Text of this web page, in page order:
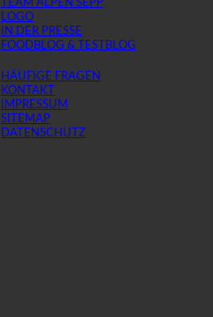
TEAM ALPEN SEPP
LOGO
IN DER PRESSE
FOODBLOG & TESTBLOG
HÄUFIGE FRAGEN
KONTAKT
IMPRESSUM
SITEMAP
DATENSCHUTZ